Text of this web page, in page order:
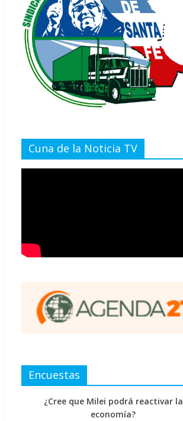
Cuna de la Noticia TV
Encuestas
¿Cree que Milei podrá reactivar la
economía?